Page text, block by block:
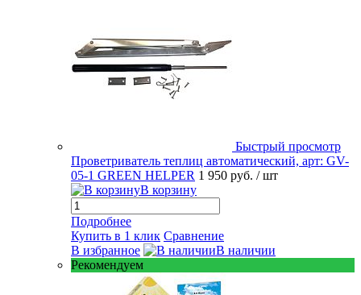
Быстрый просмотр
Проветриватель теплиц автоматический, арт: GV-
05-1 GREEN HELPER 1 950 руб. / шт
В корзину
Подробнее
Купить в 1 клик Сравнение
В избранное
В наличии
Рекомендуем